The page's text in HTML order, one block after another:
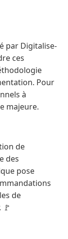
par Digitalise-
ces
Pour
à
majeure.
de
des
pose
de